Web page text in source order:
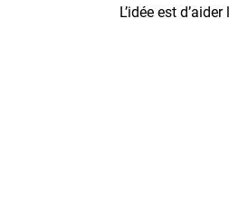
L’idée est